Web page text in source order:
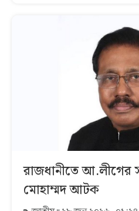
রাজধানীতে আ.লীগের
মোহাম্মদ আটক